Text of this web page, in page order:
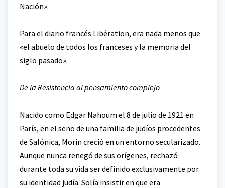
Nación».
Para el diario francés Libération, era nada menos que
«el abuelo de todos los franceses y la memoria del
siglo pasado».
De la Resistencia al pensamiento complejo
Nacido como Edgar Nahoum el 8 de julio de 1921 en
París, en el seno de una familia de judíos procedentes
de Salónica, Morin creció en un entorno secularizado.
Aunque nunca renegó de sus orígenes, rechazó
durante toda su vida ser definido exclusivamente por
su identidad judía. Solía insistir en que era